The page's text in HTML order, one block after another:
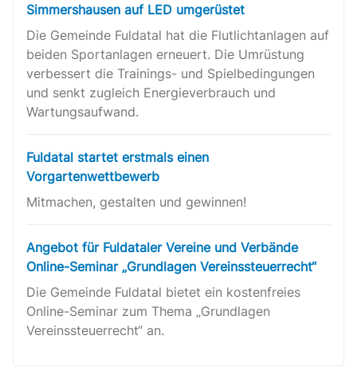
Simmershausen auf LED umgerüstet
Die Gemeinde Fuldatal hat die Flutlichtanlagen auf
beiden Sportanlagen erneuert. Die Umrüstung
verbessert die Trainings- und Spielbedingungen
und senkt zugleich Energieverbrauch und
Wartungsaufwand.
Fuldatal startet erstmals einen
Vorgartenwettbewerb
Mitmachen, gestalten und gewinnen!
Angebot für Fuldataler Vereine und Verbände
Online-Seminar „Grundlagen Vereinssteuerrecht“
Die Gemeinde Fuldatal bietet ein kostenfreies
Online-Seminar zum Thema „Grundlagen
Vereinssteuerrecht“ an.